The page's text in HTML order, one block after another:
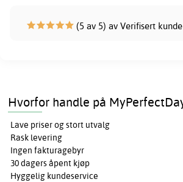
(5 av 5) av Verifisert kunde
Hvorfor handle på
Lave priser og stort utvalg
Rask levering
Ingen fakturagebyr
30 dagers åpent kjøp
Hyggelig kundeservice